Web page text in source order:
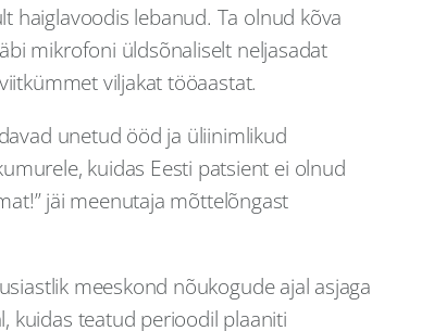
haiglavoodis lebanud. Ta olnud kõva
mikrofoni üldsõnaliselt neljasadat
viljakat tööaastat.
unetud ööd ja üliinimlikud
kuidas Eesti patsient ei olnud
jäi meenutaja mõttelõngast
meeskond nõukogude ajal asjaga
kuidas teatud perioodil plaaniti